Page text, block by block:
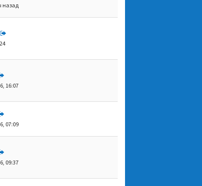
назад
16:07
07:09
09:37